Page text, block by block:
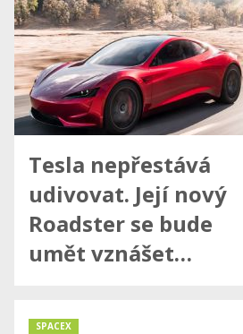
Tesla nepřestává
udivovat. Její nový
Roadster se bude
umět vznášet…
SPACEX